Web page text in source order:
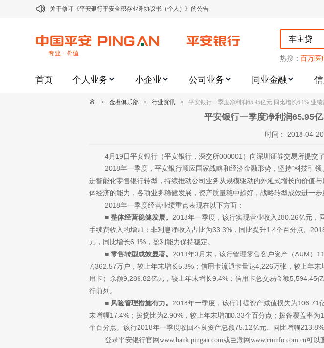
关于修订《平安银行平安金积存业务协议书（个人）》的公告
关于2021年劳动节期间代理贵金属业务风险提示的通知
关于加强代理贵金属业务风险防范的提示
关于调整存量首套住房贷款利率的公告
热搜： 百万医
首页 个人业务 小企业 公司业务 同业金融
> 金橙俱乐部 > 行业资讯 > 平安银行一季度净利润65.95亿元 同比增长6.1% 业绩
平安银行一季度净利润65.95
时间： 2018-04-
4月19日平安银行（平安银行，深交所000001）向深圳证券交易所提交
2018年一季度，平安银行顺应国家战略和经济金融形势，坚持“科技引领
进智能化零售银行转型，持续推动公司业务从规模驱动的外延式增长向价值
体经济的能力，各项业务稳健发展，资产质量稳中趋好，战略转型成效进一步
2018年一季度经营业绩重点表现在以下方面：
■ 整体经营稳健发展。 2018年一季度，该行实现营业收入280.26亿元，
手续费收入的增加；非利息净收入占比为33.3%，同比提升1.4个百分点。
元，同比增长6.1%，盈利能力保持稳定。
■ 零售转型成效显著。 2018年3月末，该行管理零售客户资产（AUM）
7,362.57万户，较上年末增长5.3%；信用卡流通卡量达4,226万张，较上年
用卡）余额9,286.82亿元，较上年末增长9.4%；信用卡总交易金额5,594.45
行前列。
■ 风险管理措施有力。 2018年一季度，该行计提资产减值损失为106.71
末增幅17.4%；拨贷比为2.90%，较上年末增加0.33个百分点；拨备覆盖率
个百分点。该行2018年一季度收回不良资产总额75.12亿元、同比增幅213.8%
登录平安银行官网www.bank.pingan.com或巨潮网www.cninfo.com.cn可以